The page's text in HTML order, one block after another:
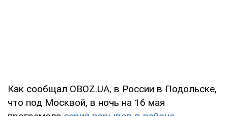
Как сообщал OBOZ.UA, в России в Подольске,
что под Москвой, в ночь на 16 мая